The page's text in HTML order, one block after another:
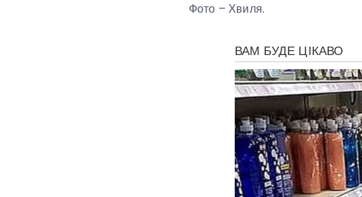
Фото – Хвиля.